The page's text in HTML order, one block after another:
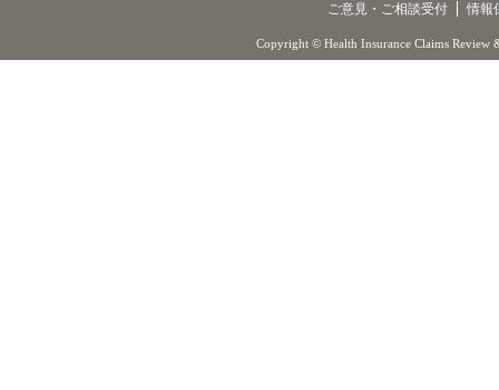
ご意見・ご相談受付 情報
Copyright © Health Insurance Claims Review